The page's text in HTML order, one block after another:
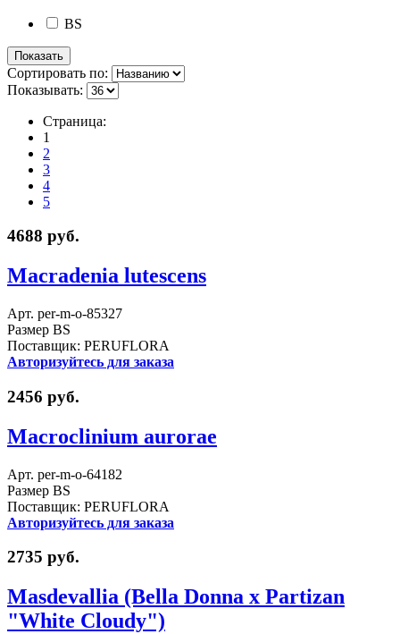
BS
Сортировать по:
Показывать:
Страница:
1
2
3
4
5
4688 руб.
Macradenia lutescens
Арт. per-m-o-85327
Размер BS
Поставщик: PERUFLORA
Авторизуйтесь для заказа
2456 руб.
Macroclinium aurorae
Арт. per-m-o-64182
Размер BS
Поставщик: PERUFLORA
Авторизуйтесь для заказа
2735 руб.
Masdevallia (Bella Donna x Partizan
"White Cloudy")